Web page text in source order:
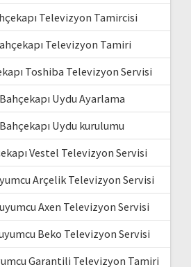
Televizyon Tamircisi
Televizyon Tamiri
Toshiba Televizyon Servisi
Uydu Ayarlama
Uydu kurulumu
Vestel Televizyon Servisi
Arçelik Televizyon Servisi
Axen Televizyon Servisi
Beko Televizyon Servisi
Garantili Televizyon Tamiri